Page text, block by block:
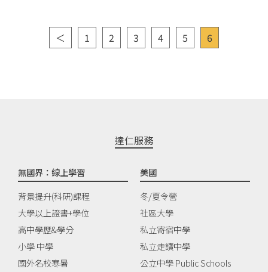
＜ 1 2 3 4 5 6
達仁服務
無國界：線上學習
背景提升(科研)課程
大學以上證書+學位
高中學歷&學分
小學 中學
國外名校寒暑
美國
冬/夏令營
社區大學
私立寄宿中學
私立走讀中學
公立中學 Public Schools